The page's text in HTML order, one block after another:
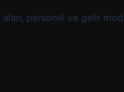
alan, personel ve gelir